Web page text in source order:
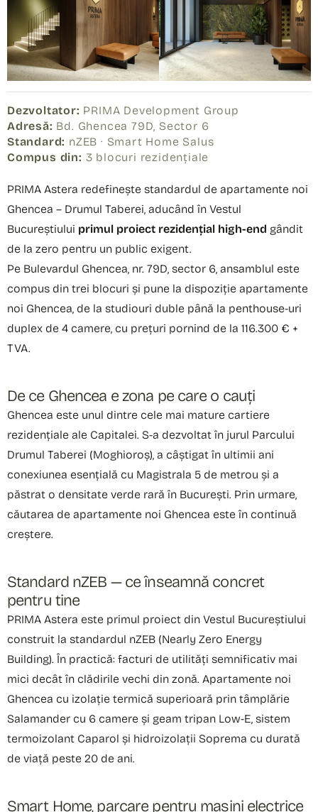
Dezvoltator: PRIMA Development Group
Adresă: Bd. Ghencea 79D, Sector 6
Standard: nZEB · Smart Home Salus
Compus din: 3 blocuri rezidențiale
PRIMA Astera redefinește standardul de apartamente noi
Ghencea – Drumul Taberei, aducând în Vestul
Bucureștiului primul proiect rezidențial high-end gândit
de la zero pentru un public exigent.
Pe Bulevardul Ghencea, nr. 79D, sector 6, ansamblul este
compus din trei blocuri și pune la dispoziție apartamente
noi Ghencea, de la studiouri duble până la penthouse-uri
duplex de 4 camere, cu prețuri pornind de la 116.300 € +
TVA.
De ce Ghencea e zona pe care o cauți
Ghencea este unul dintre cele mai mature cartiere
rezidențiale ale Capitalei. S-a dezvoltat în jurul Parcului
Drumul Taberei (Moghioroș), a câștigat în ultimii ani
conexiunea esențială cu Magistrala 5 de metrou și a
păstrat o densitate verde rară în București. Prin urmare,
căutarea de apartamente noi Ghencea este în continuă
creștere.
Standard nZEB — ce înseamnă concret
pentru tine
PRIMA Astera este primul proiect din Vestul Bucureștiului
construit la standardul nZEB (Nearly Zero Energy
Building). În practică: facturi de utilități semnificativ mai
mici decât în clădirile vechi din zonă. Apartamente noi
Ghencea cu izolație termică superioară prin tâmplărie
Salamander cu 6 camere și geam tripan Low-E, sistem
termoizolant Caparol și hidroizolații Soprema cu durată
de viață peste 20 de ani.
Smart Home, parcare pentru mașini electrice